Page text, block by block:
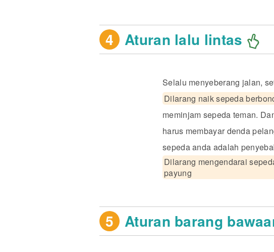
4 Aturan lalu lintas
Selalu menyeberang jalan,
Dilarang naik sepeda
meminjam sepeda teman.
harus membayar denda
sepeda anda adalah
Dilarang mengendarai
payung
5 Aturan barang